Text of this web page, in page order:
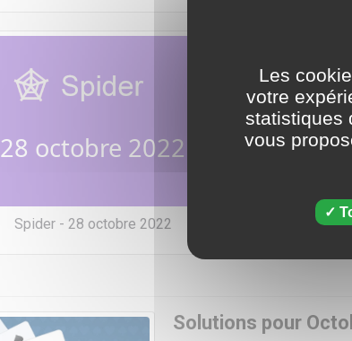
28 octobre 2022
Spider - 28 octobre 2022
Solutions pour
Les
votre
statistiques
vous